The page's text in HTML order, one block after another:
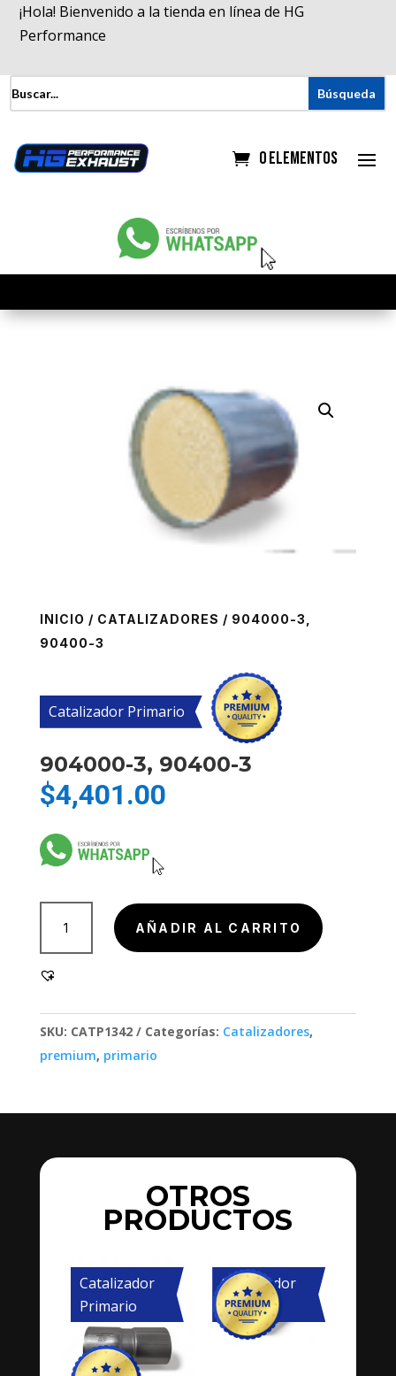
¡Hola! Bienvenido a la tienda en línea de HG
Performance
0 elementos
INICIO / CATALIZADORES / 904000-3,
90400-3
Catalizador Primario
904000-3, 90400-3
$4,401.00
90400-
3
cantidad
AÑADIR AL CARRITO
SKU: CATP1342 Categorías: Catalizadores,
premium, primario
OTROS
PRODUCTOS
Catalizador
Primario
Catalizador
Primario